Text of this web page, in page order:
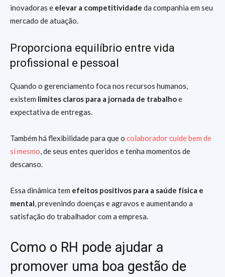
inovadoras e elevar a competitividade da companhia em seu
mercado de atuação.
Proporciona equilíbrio entre vida
profissional e pessoal
Quando o gerenciamento foca nos recursos humanos,
existem limites claros para a jornada de trabalhoe
expectativa de entregas.
Também há flexibilidade para que o colaborador cuide bem de
si mesmo, de seus entes queridos e tenha momentos de
descanso.
Essa dinâmica tem efeitos positivos para a saúde física e
mental, prevenindo doenças e agravos e aumentando a
satisfação do trabalhador com a empresa.
Como o RH pode ajudar a
promover uma boa gestão de